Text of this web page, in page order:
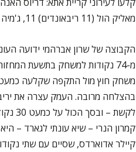
מאליק הול (11 ריבאונדים) 11, ג'מיה ניל 9, תומר אסייג 4, יובל הוכשטטר 3.
הקבוצה של שרון אברהמי ידועה
מ-74 נקודות למשחק בתשעת
קמרון הנרי – שיא עונתי לגארד –